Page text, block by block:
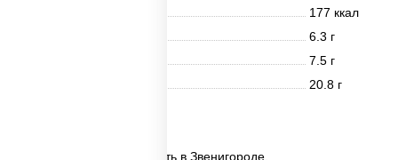
177 ккал
6.3 г
7.5 г
20.8 г
✅ Ассорти Катана заказать в Звенигороде.